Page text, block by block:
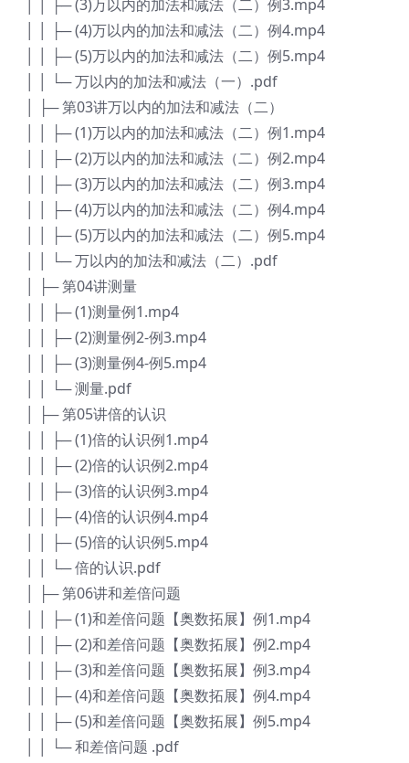
│ │ ├─ (3)万以内的加法和减法（二）例3.mp4
│ │ ├─ (4)万以内的加法和减法（二）例4.mp4
│ │ ├─ (5)万以内的加法和减法（二）例5.mp4
│ │ └─ 万以内的加法和减法（一）.pdf
│ ├─ 第03讲万以内的加法和减法（二）
│ │ ├─ (1)万以内的加法和减法（二）例1.mp4
│ │ ├─ (2)万以内的加法和减法（二）例2.mp4
│ │ ├─ (3)万以内的加法和减法（二）例3.mp4
│ │ ├─ (4)万以内的加法和减法（二）例4.mp4
│ │ ├─ (5)万以内的加法和减法（二）例5.mp4
│ │ └─ 万以内的加法和减法（二）.pdf
│ ├─ 第04讲测量
│ │ ├─ (1)测量例1.mp4
│ │ ├─ (2)测量例2-例3.mp4
│ │ ├─ (3)测量例4-例5.mp4
│ │ └─ 测量.pdf
│ ├─ 第05讲倍的认识
│ │ ├─ (1)倍的认识例1.mp4
│ │ ├─ (2)倍的认识例2.mp4
│ │ ├─ (3)倍的认识例3.mp4
│ │ ├─ (4)倍的认识例4.mp4
│ │ ├─ (5)倍的认识例5.mp4
│ │ └─ 倍的认识.pdf
│ ├─ 第06讲和差倍问题
│ │ ├─ (1)和差倍问题【奥数拓展】例1.mp4
│ │ ├─ (2)和差倍问题【奥数拓展】例2.mp4
│ │ ├─ (3)和差倍问题【奥数拓展】例3.mp4
│ │ ├─ (4)和差倍问题【奥数拓展】例4.mp4
│ │ ├─ (5)和差倍问题【奥数拓展】例5.mp4
│ │ └─ 和差倍问题 .pdf